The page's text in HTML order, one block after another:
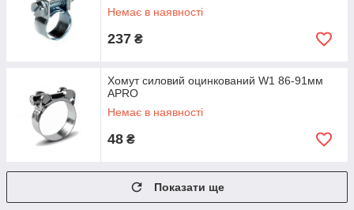
Немає в наявності
237 ₴
Хомут силовий оцинкований W1 86-91мм
APRO
Немає в наявності
48 ₴
Показати ще